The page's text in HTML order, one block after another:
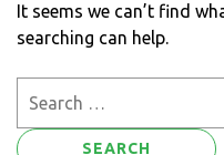
It seems we can’t find
searching can help.